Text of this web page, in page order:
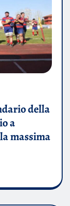
della
a
massima